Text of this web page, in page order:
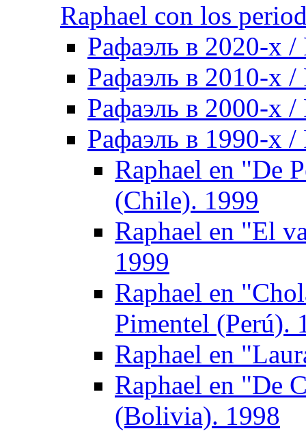
Raphael con los
Рафаэль в 2020-х /
Рафаэль в 2010-х /
Рафаэль в 2000-х /
Рафаэль в 1990-х /
Raphael en "De
(Chile). 1999
Raphael en "El
1999
Raphael en
Pimentel (Perú).
Raphael en
Raphael en "De
(Bolivia). 1998